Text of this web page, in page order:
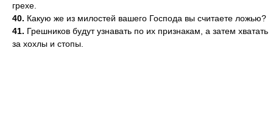
грехе.
40. Какую же из милостей вашего Господа вы считаете ложью?
41. Грешников будут узнавать по их признакам, а затем хватать
за хохлы и стопы.